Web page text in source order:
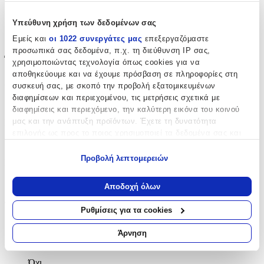
Υπεύθυνη χρήση των δεδομένων σας
Εμείς και οι 1022 συνεργάτες μας επεξεργαζόμαστε
προσωπικά σας δεδομένα, π.χ. τη διεύθυνση IP σας,
χρησιμοποιώντας τεχνολογία όπως cookies για να
αποθηκεύουμε και να έχουμε πρόσβαση σε πληροφορίες στη
συσκευή σας, με σκοπό την προβολή εξατομικευμένων
διαφημίσεων και περιεχομένου, τις μετρήσεις σχετικά με
διαφημίσεις και περιεχόμενο, την καλύτερη εικόνα του κοινού
μας και την ανάπτυξη προϊόντων. Έχετε τη δυνατότητα
Να συλλέξουμε πληροφορίες σχετικά με τη γεωγραφική
σας τοποθεσία, οι οποίες μπορεί να είναι ακριβείς σε
απόσταση μερικών μέτρων
Να αναγνωρίσουμε τη συσκευή σας σαρώνοντας ενεργά
για συγκεκριμένα χαρακτηριστικά (δακτυλικό αποτύπωμα)
Μάθετε περισσότερα σχετικά με τον τρόπο επεξεργασίας των
Προβολή λεπτομερειών
Αποδοχή όλων
Ρυθμίσεις για τα cookies
Άρνηση
Τοίχου
Έξτρα Χαρακτηριστικά
Αφρώδες:
Όχι
Βινυλίου
Όχι
Φωσφοριζέ:
Όχι
3D: